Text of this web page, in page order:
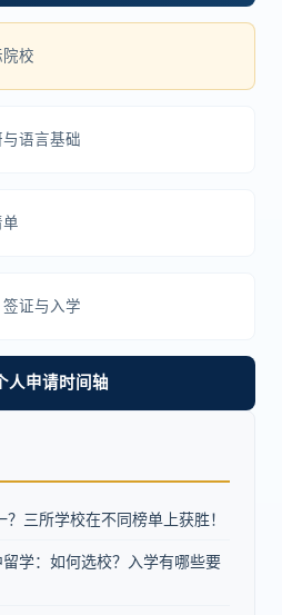
校
语言基础
证与入学
人申请时间轴
三所学校在不同榜单上获胜！
学：如何选校？入学有哪些要